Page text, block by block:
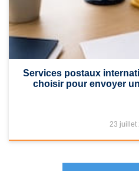
Services postaux
choisir pour envoyer
23 juillet